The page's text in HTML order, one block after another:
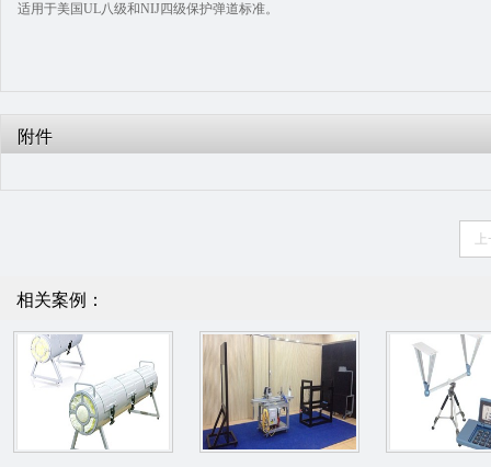
适用于美国UL八级和NIJ四级保护弹道标准。
附件
相关案例：